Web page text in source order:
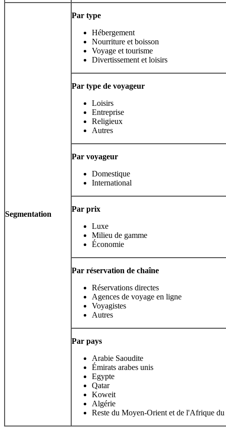
Segmentation
Par type
Hébergement
Nourriture et boisson
Voyage et tourisme
Divertissement et loisirs
Par type de voyageur
Loisirs
Entreprise
Religieux
Autres
Par voyageur
Domestique
International
Par prix
Luxe
Milieu de gamme
Économie
Par réservation de chaîne
Réservations directes
Agences de voyage en ligne
Voyagistes
Autres
Par pays
Arabie Saoudite
Émirats arabes unis
Egypte
Qatar
Koweit
Algérie
Reste du Moyen-Orient et de l'Afrique